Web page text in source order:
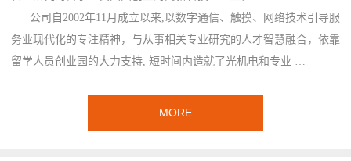
公司自2002年11月成立以来,以数字通信、触摸、网络技术引导服
务业现代化的专注精神，与从事相关专业研究的人才智慧融合，依靠
留学人员创业园的大力支持, 短时间内造就了光机电和专业 …
MORE